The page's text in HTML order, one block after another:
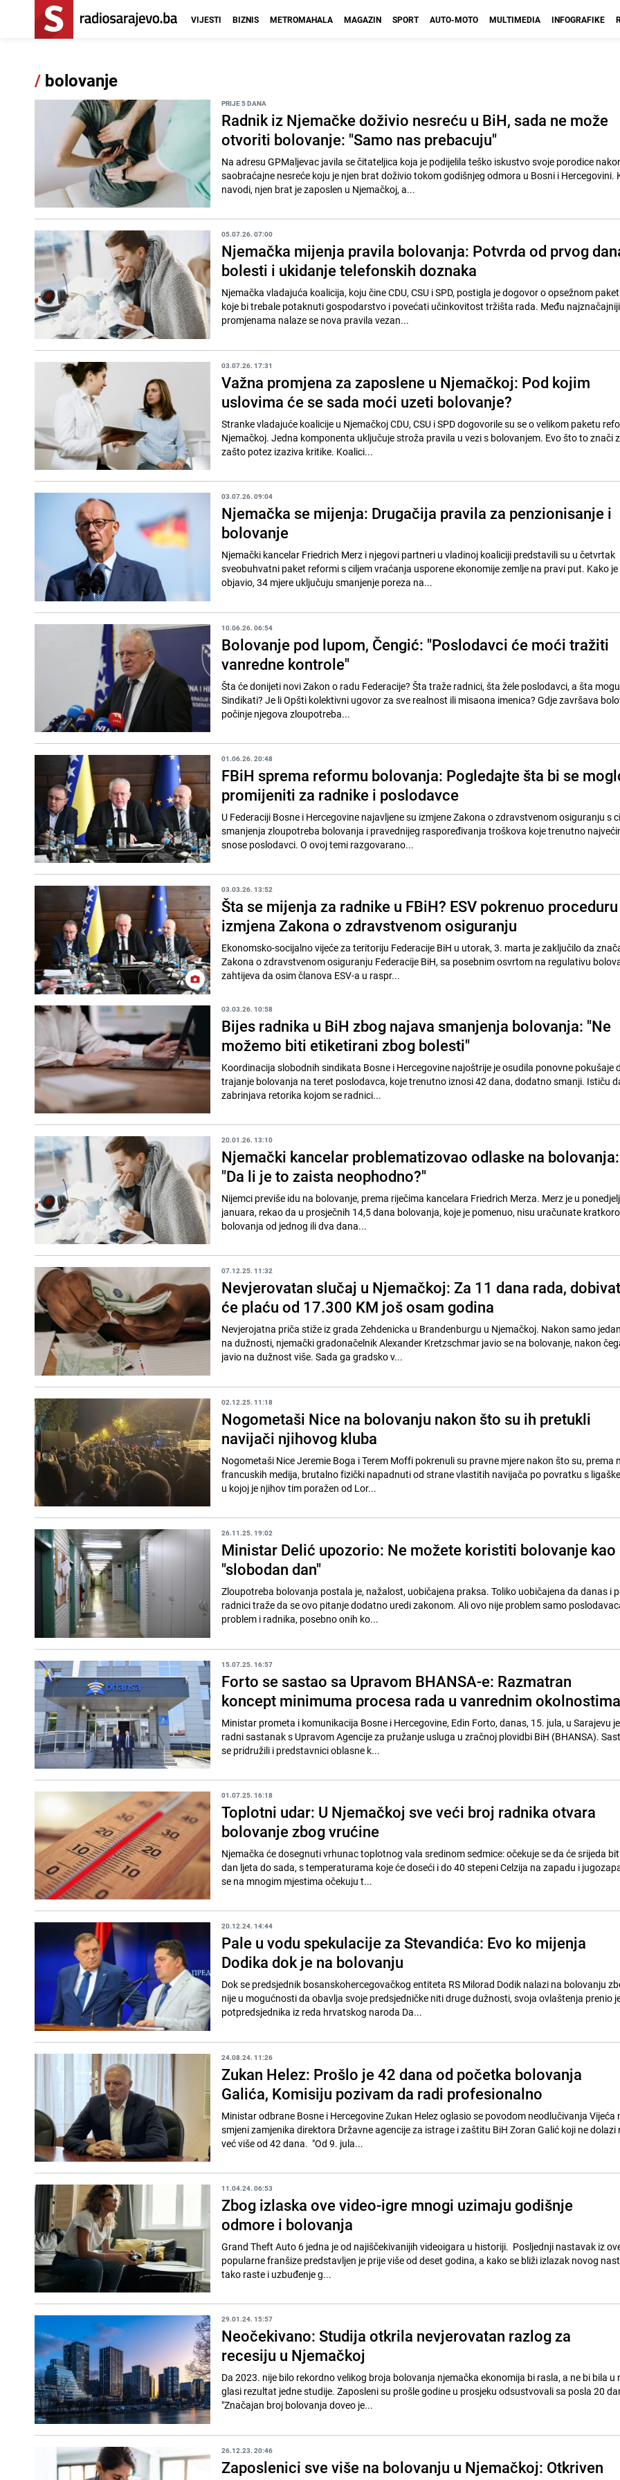
VIJESTI BIZNIS METROMAHALA MAGAZIN SPORT AUTO-MOTO MULTIMEDIA INFOGRAFIKE
/ bolovanje
PRIJE 5 DANA
Radnik iz Njemačke doživio nesreću u BiH, sada ne može
otvoriti bolovanje: "Samo nas prebacuju"
Na adresu GPMaljevac javila se čitateljica koja je podijelila teško iskustvo svoje porodice
saobraćajne nesreće koju je njen brat doživio tokom godišnjeg odmora u Bosni i Hercegovini.
navodi, njen brat je zaposlen u Njemačkoj, a...
05.07.26. 07:00
Njemačka mijenja pravila bolovanja: Potvrda od prvog
bolesti i ukidanje telefonskih doznaka
Njemačka vladajuća koalicija, koju čine CDU, CSU i SPD, postigla je dogovor o opsežnom
koje bi trebale potaknuti gospodarstvo i povećati učinkovitost tržišta rada. Među najznačajnijim
promjenama nalaze se nova pravila vezan...
03.07.26. 17:31
Važna promjena za zaposlene u Njemačkoj: Pod kojim
uslovima će se sada moći uzeti bolovanje?
Stranke vladajuće koalicije u Njemačkoj CDU, CSU i SPD dogovorile su se o velikom paketu
Njemačkoj. Jedna komponenta uključuje stroža pravila u vezi s bolovanjem. Evo što to znači
zašto potez izaziva kritike. Koalici...
03.07.26. 09:04
Njemačka se mijenja: Drugačija pravila za penzionisanje i
bolovanje
Njemački kancelar Friedrich Merz i njegovi partneri u vladinoj koaliciji predstavili su u četvrtak
sveobuhvatni paket reformi s ciljem vraćanja usporene ekonomije zemlje na pravi put. Kako je
objavio, 34 mjere uključuju smanjenje poreza na...
10.06.26. 06:54
Bolovanje pod lupom, Čengić: "Poslodavci će moći tražiti
vanredne kontrole"
Šta će donijeti novi Zakon o radu Federacije? Šta traže radnici, šta žele poslodavci, a šta
Sindikati? Je li Opšti kolektivni ugovor za sve realnost ili misaona imenica? Gdje završava
počinje njegova zloupotreba...
01.06.26. 20:48
FBiH sprema reformu bolovanja: Pogledajte šta bi se
promijeniti za radnike i poslodavce
U Federaciji Bosne i Hercegovine najavljene su izmjene Zakona o zdravstvenom osiguranju s
smanjenja zloupotreba bolovanja i pravednijeg raspoređivanja troškova koje trenutno
snose poslodavci. O ovoj temi razgovarano...
03.03.26. 13:52
Šta se mijenja za radnike u FBiH? ESV pokrenuo proceduru
izmjena Zakona o zdravstvenom osiguranju
Ekonomsko-socijalno vijeće za teritoriju Federacije BiH u utorak, 3. marta je zaključilo da
Zakona o zdravstvenom osiguranju Federacije BiH, sa posebnim osvrtom na regulativu
zahtijeva da osim članova ESV-a u raspr...
03.03.26. 10:58
Bijes radnika u BiH zbog najava smanjenja bolovanja: "Ne
možemo biti etiketirani zbog bolesti"
Koordinacija slobodnih sindikata Bosne i Hercegovine najoštrije je osudila ponovne pokušaje
trajanje bolovanja na teret poslodavca, koje trenutno iznosi 42 dana, dodatno smanji. Ističu
zabrinjava retorika kojom se radnici...
20.01.26. 13:10
Njemački kancelar problematizovao odlaske na bolovanja:
"Da li je to zaista neophodno?"
Nijemci previše idu na bolovanje, prema riječima kancelara Friedrich Merza. Merz je u
januara, rekao da u prosječnih 14,5 dana bolovanja, koje je pomenuo, nisu uračunate
bolovanja od jednog ili dva dana...
07.12.25. 11:32
Nevjerovatan slučaj u Njemačkoj: Za 11 dana rada, dobivat
će plaću od 17.300 KM još osam godina
Nevjerojatna priča stiže iz grada Zehdenicka u Brandenburgu u Njemačkoj. Nakon samo
na dužnosti, njemački gradonačelnik Alexander Kretzschmar javio se na bolovanje, nakon
javio na dužnost više. Sada ga gradsko v...
02.12.25. 11:18
Nogometaši Nice na bolovanju nakon što su ih pretukli
navijači njihovog kluba
Nogometaši Nice Jeremie Boga i Terem Moffi pokrenuli su pravne mjere nakon što su, prema
francuskih medija, brutalno fizički napadnuti od strane vlastitih navijača po povratku s
u kojoj je njihov tim poražen od Lor...
26.11.25. 19:02
Ministar Delić upozorio: Ne možete koristiti bolovanje kao
"slobodan dan"
Zloupotreba bolovanja postala je, nažalost, uobičajena praksa. Toliko uobičajena da danas i
radnici traže da se ovo pitanje dodatno uredi zakonom. Ali ovo nije problem samo
problem i radnika, posebno onih ko...
15.07.25. 16:57
Forto se sastao sa Upravom BHANSA-e: Razmatran
koncept minimuma procesa rada u vanrednim okolnostima
Ministar prometa i komunikacija Bosne i Hercegovine, Edin Forto, danas, 15. jula, u Sarajevu
radni sastanak s Upravom Agencije za pružanje usluga u zračnoj plovidbi BiH (BHANSA).
se pridružili i predstavnici oblasne k...
01.07.25. 16:18
Toplotni udar: U Njemačkoj sve veći broj radnika otvara
bolovanje zbog vrućine
Njemačka će dosegnuti vrhunac toplotnog vala sredinom sedmice: očekuje se da će srijeda
dan ljeta do sada, s temperaturama koje će doseći i do 40 stepeni Celzija na zapadu i
se na mnogim mjestima očekuju t...
20.12.24. 14:44
Pale u vodu spekulacije za Stevandića: Evo ko mijenja
Dodika dok je na bolovanju
Dok se predsjednik bosanskohercegovačkog entiteta RS Milorad Dodik nalazi na bolovanju
nije u mogućnosti da obavlja svoje predsjedničke niti druge dužnosti, svoja ovlaštenja prenio
potpredsjednika iz reda hrvatskog naroda Da...
24.08.24. 11:26
Zukan Helez: Prošlo je 42 dana od početka bolovanja
Galića, Komisiju pozivam da radi profesionalno
Ministar odbrane Bosne i Hercegovine Zukan Helez oglasio se povodom neodlučivanja Vijeća
smjeni zamjenika direktora Državne agencije za istrage i zaštitu BiH Zoran Galić koji ne dolazi
već više od 42 dana. "Od 9. jula...
11.04.24. 06:53
Zbog izlaska ove video-igre mnogi uzimaju godišnje
odmore i bolovanja
Grand Theft Auto 6 jedna je od najiščekivanijih videoigara u historiji. Posljednji nastavak iz
popularne franšize predstavljen je prije više od deset godina, a kako se bliži izlazak novog
tako raste i uzbuđenje g...
29.01.24. 15:57
Neočekivano: Studija otkrila nevjerovatan razlog za
recesiju u Njemačkoj
Da 2023. nije bilo rekordno velikog broja bolovanja njemačka ekonomija bi rasla, a ne bi bila u
glasi rezultat jedne studije. Zaposleni su prošle godine u prosjeku odsustvovali sa posla 20
"Značajan broj bolovanja doveo je...
26.12.23. 20:46
Zaposlenici sve više na bolovanju u Njemačkoj: Otkriven